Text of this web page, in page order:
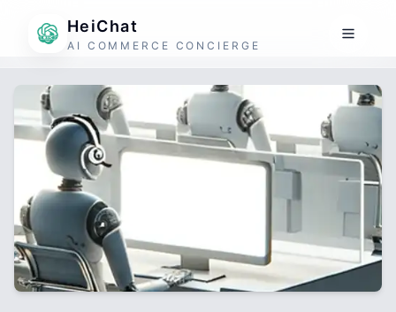
HeiChat
AI COMMERCE CONCIERGE